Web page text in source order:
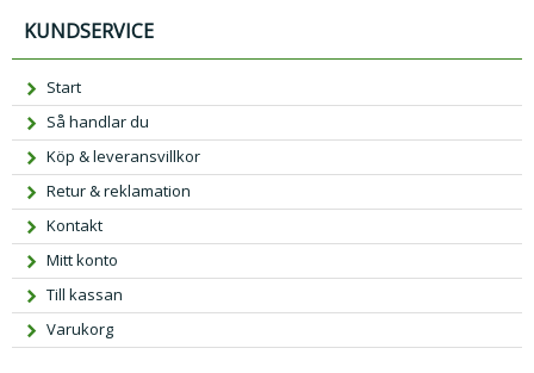
KUNDSERVICE
Start
Så handlar du
Köp & leveransvillkor
Retur & reklamation
Kontakt
Mitt konto
Till kassan
Varukorg